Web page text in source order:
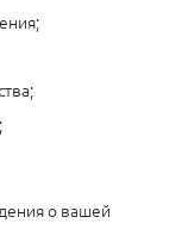
о вашей